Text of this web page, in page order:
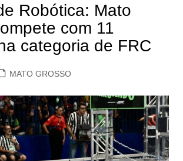
Robótica: Mato
com 11
categoria de FRC
MATO GROSSO